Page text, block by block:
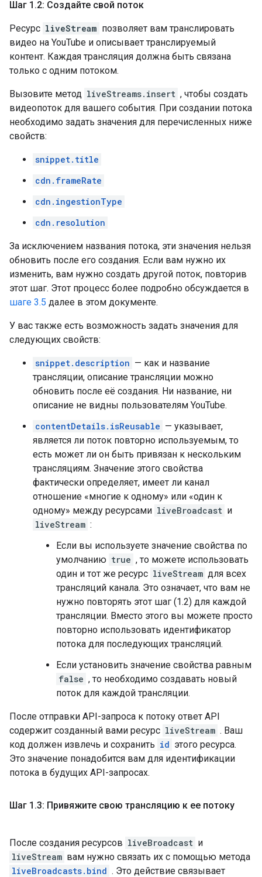
Шаг 1 .2: Создайте свой поток
Ресурс liveStream позволяет вам транслировать
видео на YouTube и описывает транслируемый
контент. Каждая трансляция должна быть связана
только с одним потоком.
Вызовите метод liveStreams.insert , чтобы создать
видеопоток для вашего события. При создании потока
необходимо задать значения для перечисленных ниже
свойств:
snippet.title
cdn.frameRate
cdn.ingestionType
cdn.resolution
За исключением названия потока, эти значения нельзя
обновить после его создания. Если вам нужно их
изменить, вам нужно создать другой поток, повторив
этот шаг. Этот процесс более подробно обсуждается в
шаге 3.5 далее в этом документе.
У вас также есть возможность задать значения для
следующих свойств:
snippet.description — как и название
трансляции, описание трансляции можно
обновить после её создания. Ни название, ни
описание не видны пользователям YouTube.
contentDetails.isReusable — указывает,
является ли поток повторно используемым, то
есть может ли он быть привязан к нескольким
трансляциям. Значение этого свойства
фактически определяет, имеет ли канал
отношение «многие к одному» или «один к
одному» между ресурсами liveBroadcast и
liveStream :
Если вы используете значение свойства по
умолчанию true , то можете использовать
один и тот же ресурс liveStream для всех
трансляций канала. Это означает, что вам не
нужно повторять этот шаг (1.2) для каждой
трансляции. Вместо этого вы можете просто
повторно использовать идентификатор
потока для последующих трансляций.
Если установить значение свойства равным
false , то необходимо создавать новый
поток для каждой трансляции.
После отправки API-запроса к потоку ответ API
содержит созданный вами ресурс liveStream . Ваш
код должен извлечь и сохранить id этого ресурса.
Это значение понадобится вам для идентификации
потока в будущих API-запросах.
Шаг 1 .3: Привяжите свою трансляцию к ее потоку
После создания ресурсов liveBroadcast и
liveStream вам нужно связать их с помощью метода
liveBroadcasts.bind . Это действие связывает